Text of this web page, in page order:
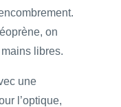
on
libres.
une
l’optique,